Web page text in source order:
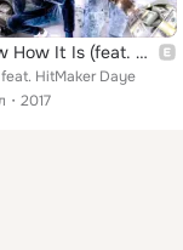
Know How It Is (feat. HitMaker Daye)
HitMaker Daye
2017